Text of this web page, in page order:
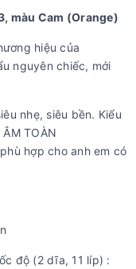
màu Cam (Orange)
hiệu của
nguyên chiếc, mới
nhẹ, siêu bền. Kiểu
TOÀN
phù hợp cho anh em có
độ (2 dĩa, 11 líp) :